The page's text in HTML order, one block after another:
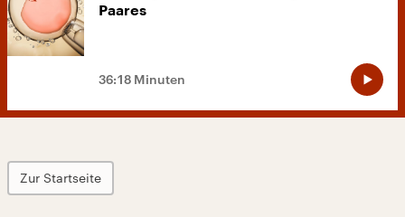
Paares
36:18 Minuten
Zur Startseite